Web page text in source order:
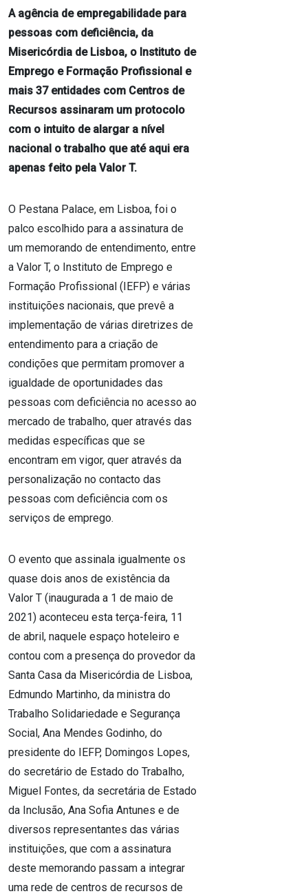
A agência de empregabilidade para
pessoas com deficiência, da
Misericórdia de Lisboa, o Instituto de
Emprego e Formação Profissional e
mais 37 entidades com Centros de
Recursos assinaram um protocolo
com o intuito de alargar a nível
nacional o trabalho que até aqui era
apenas feito pela Valor T.
O Pestana Palace, em Lisboa, foi o
palco escolhido para a assinatura de
um memorando de entendimento, entre
a Valor T, o Instituto de Emprego e
Formação Profissional (IEFP) e várias
instituições nacionais, que prevê a
implementação de várias diretrizes de
entendimento para a criação de
condições que permitam promover a
igualdade de oportunidades das
pessoas com deficiência no acesso ao
mercado de trabalho, quer através das
medidas específicas que se
encontram em vigor, quer através da
personalização no contacto das
pessoas com deficiência com os
serviços de emprego.
O evento que assinala igualmente os
quase dois anos de existência da
Valor T (inaugurada a 1 de maio de
2021) aconteceu esta terça-feira, 11
de abril, naquele espaço hoteleiro e
contou com a presença do provedor da
Santa Casa da Misericórdia de Lisboa,
Edmundo Martinho, da ministra do
Trabalho Solidariedade e Segurança
Social, Ana Mendes Godinho, do
presidente do IEFP, Domingos Lopes,
do secretário de Estado do Trabalho,
Miguel Fontes, da secretária de Estado
da Inclusão, Ana Sofia Antunes e de
diversos representantes das várias
instituições, que com a assinatura
deste memorando passam a integrar
uma rede de centros de recursos de